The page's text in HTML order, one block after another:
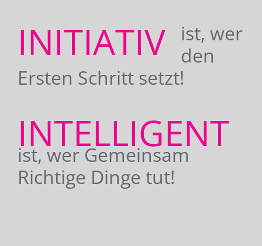
INITIATIV
ist, wer
den
Ersten Schritt setzt!
INTELLIGENT
ist, wer Gemeinsam
Richtige Dinge tut!